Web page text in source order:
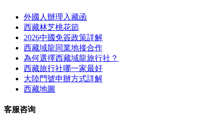
外國人辦理入藏函
西藏林芝桃花節
2026中國免簽政策詳解
西藏域龍同業地接合作
為何選擇西藏域龍旅行社？
西藏旅行社哪一家最好
大陸門號申辦方式詳解
西藏地圖
客服咨询